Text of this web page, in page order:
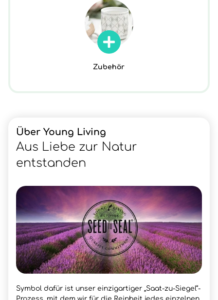
Zubehör
Über Young Living
Aus Liebe zur Natur
entstanden
Symbol dafür ist unser einzigartiger „Saat-zu-Siegel“-